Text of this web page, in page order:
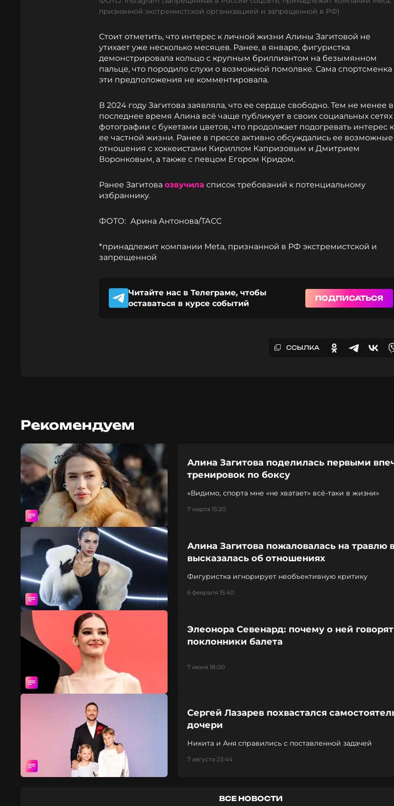
признанной экстремистской организацией и запрещенной в РФ)
Стоит отметить, что интерес к личной жизни Алины Загитовой не
утихает уже несколько месяцев. Ранее, в январе, фигуристка
демонстрировала кольцо с крупным бриллиантом на безымянном
пальце, что породило слухи о возможной помолвке. Сама спортсменка
эти предположения не комментировала.
В 2024 году Загитова заявляла, что ее сердце свободно. Тем не менее в
последнее время Алина всё чаще публикует в своих социальных сетях
фотографии с букетами цветов, что продолжает подогревать интерес к
ее частной жизни. Ранее в прессе активно обсуждались ее возможные
отношения с хоккеистами Кириллом Капризовым и Дмитрием
Воронковым, а также с певцом Егором Кридом.
Ранее Загитова озвучила список требований к потенциальному
избраннику.
ФОТО: Арина Антонова/ТАСС
*принадлежит компании Meta, признанной в РФ экстремистской и
запрещенной
Читайте нас в Телеграме, чтобы
оставаться в курсе событий
ПОДПИСАТЬСЯ
ССЫЛКА
Рекомендуем
Алина Загитова поделилась первыми
тренировок по боксу
«Видимо, спорта мне «не хватает» всё-таки в жизни»
7 марта 15:20
Алина Загитова пожаловалась на травлю
высказалась об отношениях
Фигуристка игнорирует необъективную критику
6 февраля 15:40
Элеонора Севенард: почему о ней
поклонники балета
7 июня 18:00
Сергей Лазарев похвастался
дочери
Никита и Аня справились с поставленной задачей
7 августа 23:44
ВСЕ НОВОСТИ